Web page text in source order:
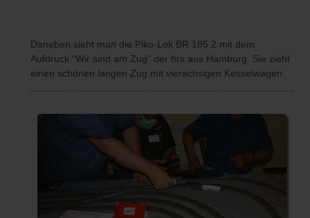
Daneben sieht man die Piko-Lok BR 185.2 mit dem
Aufdruck "Wir sind am Zug" der hrs aus Hamburg. Sie zieht
einen schönen langen Zug mit vierachsigen Kesselwagen.